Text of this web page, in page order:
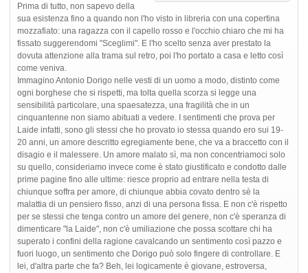
Prima di tutto, non sapevo della
sua esistenza fino a quando non l'ho visto in libreria con una copertina
mozzafiato: una ragazza con il capello rosso e l'occhio chiaro che mi ha
fissato suggerendomi "Sceglimi". E l'ho scelto senza aver prestato la
dovuta attenzione alla trama sul retro, poi l'ho portato a casa e letto così
come veniva.
Immagino Antonio Dorigo nelle vesti di un uomo a modo, distinto come
ogni borghese che si rispetti, ma tolta quella scorza si legge una
sensibilità particolare, una spaesatezza, una fragilità che in un
cinquantenne non siamo abituati a vedere. I sentimenti che prova per
Laide infatti, sono gli stessi che ho provato io stessa quando ero sui 19-
20 anni, un amore descritto egregiamente bene, che va a braccetto con il
disagio e il malessere. Un amore malato sì, ma non concentriamoci solo
su quello, consideriamo invece come è stato giustificato e condotto dalle
prime pagine fino alle ultime: riesce proprio ad entrare nella testa di
chiunque soffra per amore, di chiunque abbia covato dentro sè la
malattia di un pensiero fisso, anzi di una persona fissa. E non c'è rispetto
per se stessi che tenga contro un amore del genere, non c'è speranza di
dimenticare "la Laide", non c'è umiliazione che possa scottare chi ha
superato i confini della ragione cavalcando un sentimento così pazzo e
fuori luogo, un sentimento che Dorigo può solo fingere di controllare. E
lei, d'altra parte che fa? Beh, lei logicamente è giovane, estroversa,